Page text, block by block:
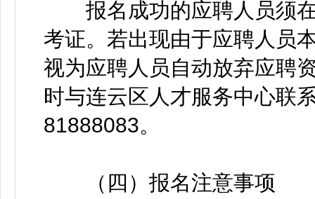
报名成功的应聘人员须在
考证。若出现由于应聘人员
视为应聘人员自动放弃应聘
时与连云区人才服务中心联
81888083。
（四）报名注意事项